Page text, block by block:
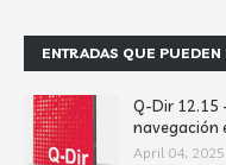
ENTRADAS QUE PUEDEN
Q-Dir 12.15
navegación
April 04, 2025